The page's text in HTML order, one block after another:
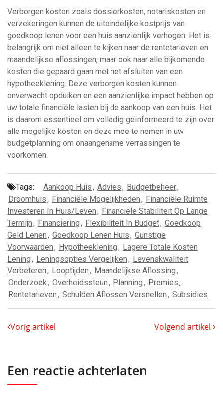
Verborgen kosten zoals dossierkosten, notariskosten en
verzekeringen kunnen de uiteindelijke kostprijs van
goedkoop lenen voor een huis aanzienlijk verhogen. Het is
belangrijk om niet alleen te kijken naar de rentetarieven en
maandelijkse aflossingen, maar ook naar alle bijkomende
kosten die gepaard gaan met het afsluiten van een
hypotheeklening. Deze verborgen kosten kunnen
onverwacht opduiken en een aanzienlijke impact hebben op
uw totale financiële lasten bij de aankoop van een huis. Het
is daarom essentieel om volledig geïnformeerd te zijn over
alle mogelijke kosten en deze mee te nemen in uw
budgetplanning om onaangename verrassingen te
voorkomen.
Tags: Aankoop Huis, Advies, Budgetbeheer,
Droomhuis, Financiële Mogelijkheden, Financiële Ruimte
Investeren In Huis/leven, Financiële Stabiliteit Op Lange
Termijn, Financiering, Flexibiliteit In Budget, Goedkoop
Geld Lenen, Goedkoop Lenen Huis, Gunstige
Voorwaarden, Hypotheeklening, Lagere Totale Kosten
Lening, Leningsopties Vergelijken, Levenskwaliteit
Verbeteren, Looptijden, Maandelijkse Aflossing,
Onderzoek, Overheidssteun, Planning, Premies,
Rentetarieven, Schulden Aflossen Versnellen, Subsidies
Vorig artikel Volgend artikel
Een reactie achterlaten